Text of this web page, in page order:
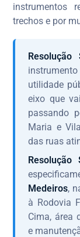
instrumentos
trechos e por
Resolução
utilidade
eixo que
passando
Maria e
das ruas
Resolução
Medeiros,
à Rodovia
Cima, área
e